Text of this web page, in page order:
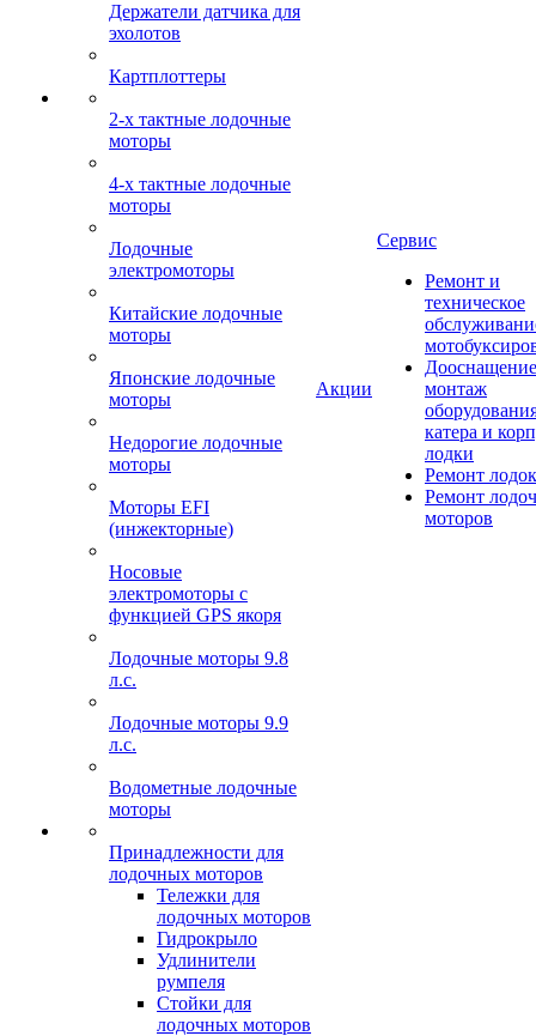
Держатели датчика для
эхолотов
Картплоттеры
2-х тактные лодочные
моторы
4-х тактные лодочные
моторы
Лодочные
электромоторы
Китайские лодочные
моторы
Японские лодочные
моторы
Недорогие лодочные
моторы
Моторы EFI
(инжекторные)
Носовые
электромоторы с
функцией GPS якоря
Лодочные моторы 9.8
л.с.
Лодочные моторы 9.9
л.с.
Водометные лодочные
моторы
Принадлежности для
лодочных моторов
Тележки для
лодочных моторов
Гидрокрыло
Удлинители
румпеля
Стойки для
лодочных моторов
Акции
Сервис
Ремонт и
техническое
монтаж
катера и
лодки
Ремонт
Ремонт
моторов